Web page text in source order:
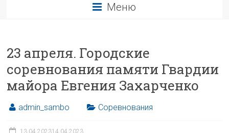
Меню
23 апреля. Городские
соревнования памяти Гвардии
майора Евгения Захарченко
admin_sambo Соревнования
13.04.202314.04.2023